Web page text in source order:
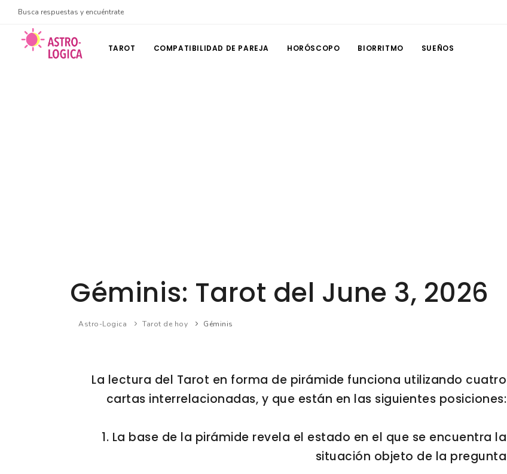
Busca respuestas y encuéntrate
TAROT COMPATIBILIDAD DE PAREJA HORÓSCOPO BIORRITMO SUEÑOS
Géminis: Tarot del June 3, 2026
Astro-Logica Tarot de hoy Géminis
La lectura del Tarot en forma de pirámide funciona utilizando cuatro
cartas interrelacionadas, y que están en las siguientes posiciones:
1. La base de la pirámide revela el estado en el que se encuentra la
situación objeto de la pregunta